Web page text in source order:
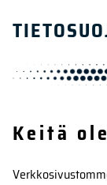
Keitä